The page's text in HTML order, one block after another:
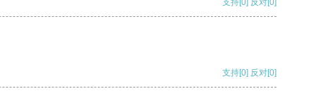
支持 [0] 反对 [0]
支持[0] 反对[0]